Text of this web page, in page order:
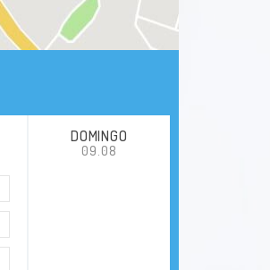
DOMINGO
09.08